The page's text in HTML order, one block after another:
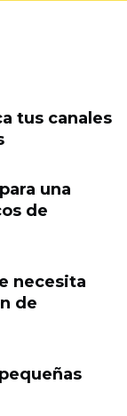
tus canales
una
de
necesita
de